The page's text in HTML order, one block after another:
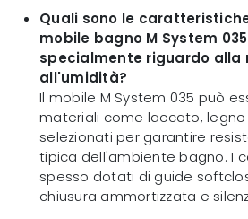
Quali sono le
mobile bagno M System
specialmente riguardo alla
all'umidità?
Il mobile M System 035 può
materiali come laccato,
selezionati per garantire
tipica dell'ambiente bagno. I
spesso dotati di guide
chiusura ammortizzata e